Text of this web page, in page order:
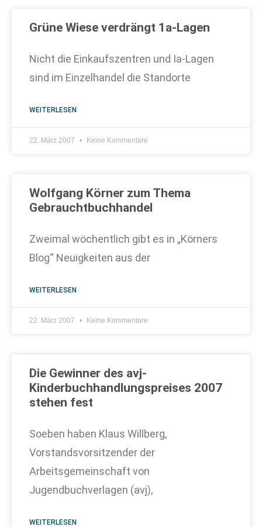
Grüne Wiese verdrängt 1a-Lagen
Nicht die Einkaufszentren und Ia-Lagen
sind im Einzelhandel die Standorte
WEITERLESEN
22. März 2007 Keine Kommentare
Wolfgang Körner zum Thema
Gebrauchtbuchhandel
Zweimal wöchentlich gibt es in „Körners
Blog“ Neuigkeiten aus der
WEITERLESEN
22. März 2007 Keine Kommentare
Die Gewinner des avj-
Kinderbuchhandlungspreises 2007
stehen fest
Soeben haben Klaus Willberg,
Vorstandsvorsitzender der
Arbeitsgemeinschaft von
Jugendbuchverlagen (avj),
WEITERLESEN